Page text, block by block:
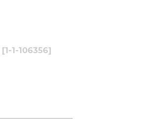
[1-1-106356]